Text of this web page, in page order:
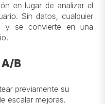
en lugar de analizar el
Sin datos, cualquier
y se convierte en una
B
previamente su
escalar mejoras.